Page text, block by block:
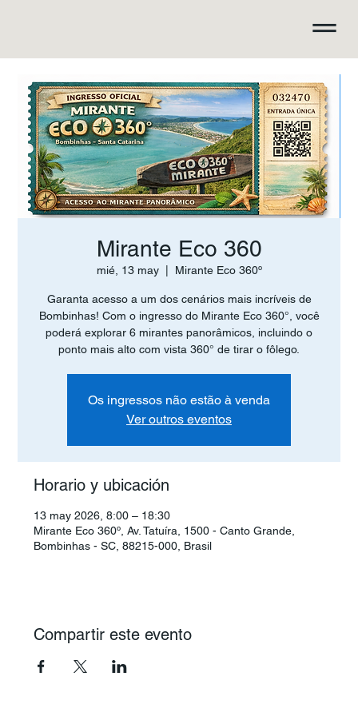
Mirante Eco 360
mié, 13 may
  |
Mirante Eco 360º
Garanta acesso a um dos cenários mais incríveis de
Bombinhas! Com o ingresso do Mirante Eco 360°, você
poderá explorar 6 mirantes panorâmicos, incluindo o
ponto mais alto com vista 360° de tirar o fôlego.
Os ingressos não estão à venda
Ver outros eventos
Horario y ubicación
13 may 2026, 8:00 – 18:30
Mirante Eco 360º, Av. Tatuíra, 1500 - Canto Grande,
Bombinhas - SC, 88215-000, Brasil
Compartir este evento